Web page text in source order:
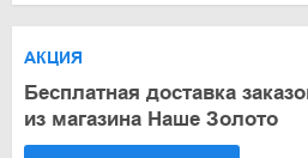
АКЦИЯ
Бесплатная доставка
из магазина Наше Золото